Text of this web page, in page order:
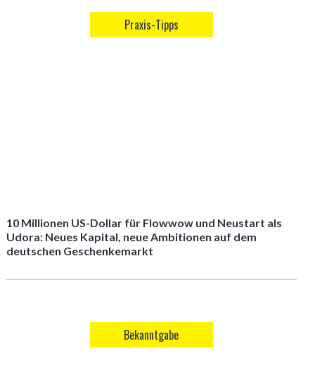
Praxis-Tipps
10 Millionen US-Dollar für Flowwow und Neustart als
Udora: Neues Kapital, neue Ambitionen auf dem
deutschen Geschenkemarkt
Bekanntgabe